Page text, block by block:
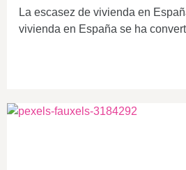
La escasez de vivienda en
vivienda en España se ha